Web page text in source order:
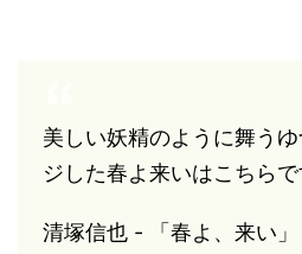
美しい妖精のように舞う
ジした春よ来いはこちら
清塚信也 - 「春よ、来い